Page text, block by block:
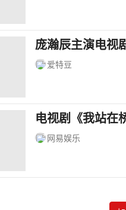
庞瀚辰主演电视
爱特豆
电视剧《我站在
网易娱乐